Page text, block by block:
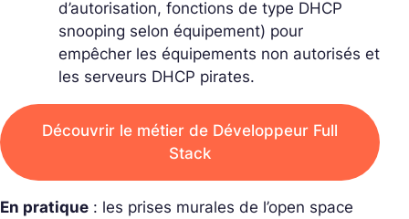
d’autorisation, fonctions de type DHCP
snooping selon équipement) pour
empêcher les équipements non autorisés et
les serveurs DHCP pirates.
Découvrir le métier de Développeur Full
Stack
En pratique : les prises murales de l’open space